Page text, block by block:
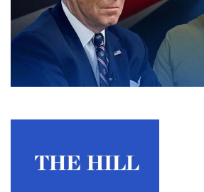
УСЛОВИЯ
ПОЛИТИКА